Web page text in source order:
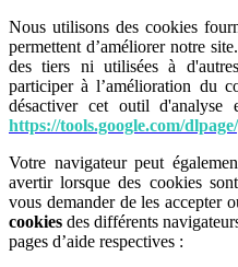
Nous utilisons des cookies
permettent d’améliorer notre
des tiers ni utilisées à
participer à l’amélioration du
désactiver cet outil
https://tools.google.com/
Votre navigateur peut
avertir lorsque des cookies
vous demander de les accepter
cookies des différents
pages d’aide respectives :